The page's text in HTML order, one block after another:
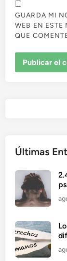
GUARDA MI
WEB EN ESTE
QUE
Últimas